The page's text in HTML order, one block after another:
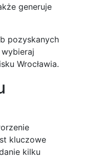
generuje
pozyskanych
Wrocławia.
kluczowe
kilku